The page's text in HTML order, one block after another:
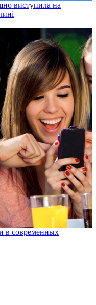
виступила на
в современных